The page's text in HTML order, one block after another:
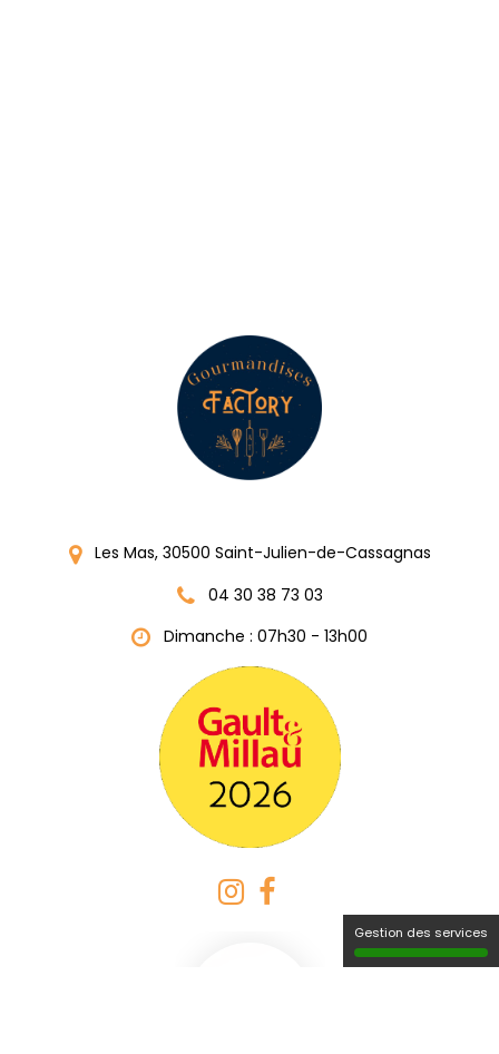
Les Mas, 30500 Saint-Julien-de-Cassagnas
04 30 38 73 03
Dimanche : 07h30 - 13h00
Gestion des services